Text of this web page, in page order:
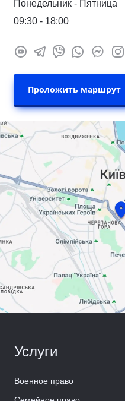
Понедельник - Пятница
09:30 - 18:00
Проложить маршрут
Услуги
Военное право